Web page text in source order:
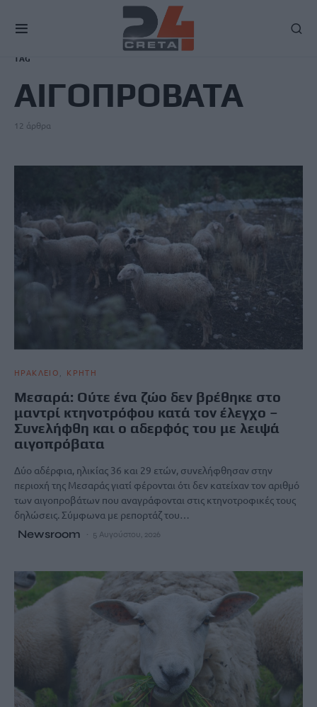
TAG
ΑΙΓΟΠΡΟΒΑΤΑ
12 άρθρα
ΗΡΑΚΛΕΙΟ ΚΡΗΤΗ
Μεσαρά: Ούτε ένα ζώο δεν βρέθηκε στο
μαντρί κτηνοτρόφου κατά τον έλεγχο –
Συνελήφθη και ο αδερφός του με λειψά
αιγοπρόβατα
Δύο αδέρφια, ηλικίας 36 και 29 ετών, συνελήφθησαν στην
περιοχή της Μεσαράς γιατί φέρονται ότι δεν κατείχαν τον αριθμό
των αιγοπροβάτων που αναγράφονται στις κτηνοτροφικές τους
δηλώσεις. Σύμφωνα με ρεπορτάζ του…
Newsroom 5 Αυγούστου, 2026